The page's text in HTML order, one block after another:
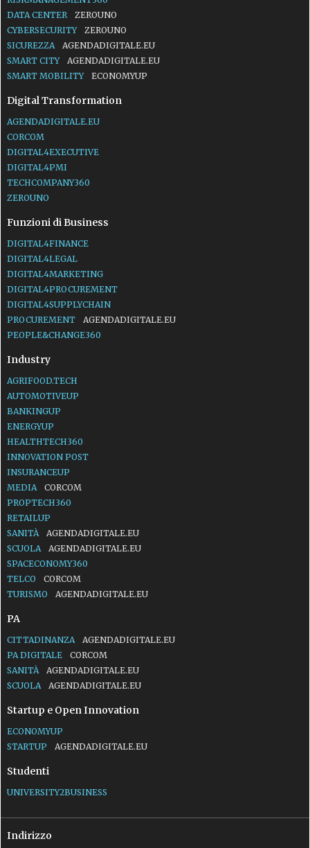
DATA CENTER
ZEROUNO
CYBERSECURITY
ZEROUNO
SICUREZZA
AGENDADIGITALE.EU
SMART CITY
AGENDADIGITALE.EU
SMART MOBILITY
ECONOMYUP
Digital Transformation
AGENDADIGITALE.EU
CORCOM
DIGITAL4EXECUTIVE
DIGITAL4PMI
TECHCOMPANY360
ZEROUNO
Funzioni di Business
DIGITAL4FINANCE
DIGITAL4LEGAL
DIGITAL4MARKETING
DIGITAL4PROCUREMENT
DIGITAL4SUPPLYCHAIN
PROCUREMENT
AGENDADIGITALE.EU
PEOPLE&CHANGE360
Industry
AGRIFOOD.TECH
AUTOMOTIVEUP
BANKINGUP
ENERGYUP
HEALTHTECH360
INNOVATION POST
INSURANCEUP
MEDIA
CORCOM
PROPTECH360
RETAILUP
SANITÀ
AGENDADIGITALE.EU
SCUOLA
AGENDADIGITALE.EU
SPACECONOMY360
TELCO
CORCOM
TURISMO
AGENDADIGITALE.EU
PA
CITTADINANZA
AGENDADIGITALE.EU
PA DIGITALE
CORCOM
SANITÀ
AGENDADIGITALE.EU
SCUOLA
AGENDADIGITALE.EU
Startup e Open Innovation
ECONOMYUP
STARTUP
AGENDADIGITALE.EU
Studenti
UNIVERSITY2BUSINESS
Indirizzo